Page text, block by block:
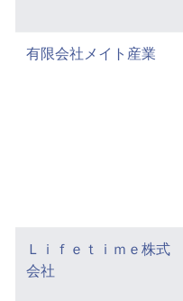
有限会社メイト産業
Ｌｉｆｅｔｉｍｅ株式
会社